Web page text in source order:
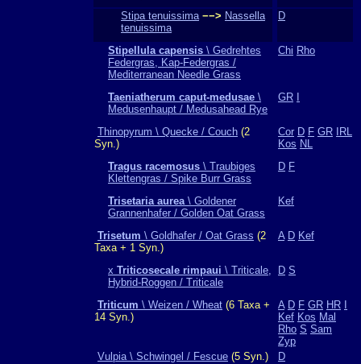
Stipa tenuissima −−> Nassella
tenuissima
D
Stipellula capensis \ Gedrehtes
Federgras, Kap-Federgras /
Mediterranean Needle Grass
Chi Rho
Taeniatherum caput-medusae \
Medusenhaupt / Medusahead Rye
GR
Thinopyrum \ Quecke / Couch (2
Syn.)
Cor D F GR
IRL
Kos NL
Tragus racemosus \ Traubiges
Klettengras / Spike Burr Grass
D F
Trisetaria aurea\ Goldener
Grannenhafer / Golden Oat Grass
Kef
Trisetum \ Goldhafer / Oat Grass (2
Taxa + 1 Syn.)
A D Kef
x Triticosecale rimpaui \ Triticale,
Hybrid-Roggen / Triticale
D S
Triticum \ Weizen / Wheat (6 Taxa +
14 Syn.)
A D F GR HR
Kef Kos Mal
Rho S Sam
Zyp
Vulpia \ Schwingel / Fescue (5 Syn.)
D